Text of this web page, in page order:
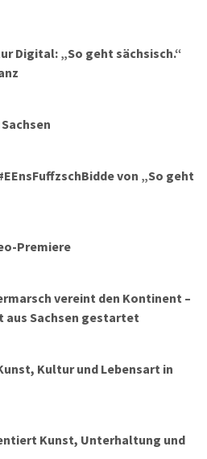
Digital: „So geht sächsisch.“
von „So geht
Premiere
vereint den Kontinent –
aus Sachsen gestartet
Kultur und Lebensart in
Kunst, Unterhaltung und